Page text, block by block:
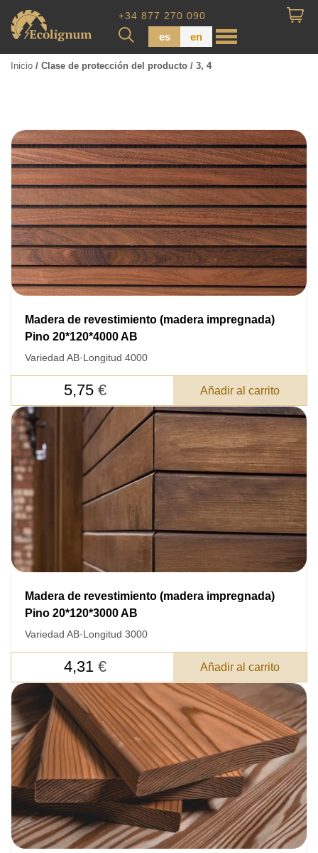
+34 877 270 090
es en
Tabla de piso
Tableros de Madera
Tablo calibrada
Inicio / Clase de protección del producto / 3, 4
Madera de revestimiento (madera impregnada)
Pino 20*120*4000 AB
Variedad AB·Longitud 4000
5,75 € Añadir al carrito
Madera de revestimiento (madera impregnada)
Pino 20*120*3000 AB
Variedad AB·Longitud 3000
4,31 € Añadir al carrito